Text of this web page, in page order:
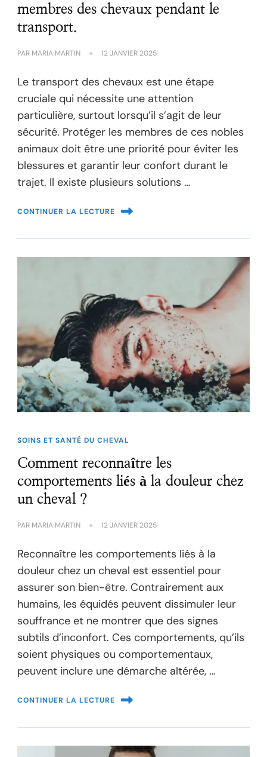
membres des chevaux pendant le
transport.
PAR MARIA MARTIN 12 JANVIER 2025
Le transport des chevaux est une étape
cruciale qui nécessite une attention
particulière, surtout lorsqu’il s’agit de leur
sécurité. Protéger les membres de ces nobles
animaux doit être une priorité pour éviter les
blessures et garantir leur confort durant le
trajet. Il existe plusieurs solutions …
CONTINUER LA LECTURE
SOINS ET SANTÉ DU CHEVAL
Comment reconnaître les
comportements liés à la douleur chez
un cheval ?
PAR MARIA MARTIN 12 JANVIER 2025
Reconnaître les comportements liés à la
douleur chez un cheval est essentiel pour
assurer son bien-être. Contrairement aux
humains, les équidés peuvent dissimuler leur
souffrance et ne montrer que des signes
subtils d’inconfort. Ces comportements, qu’ils
soient physiques ou comportementaux,
peuvent inclure une démarche altérée, …
CONTINUER LA LECTURE